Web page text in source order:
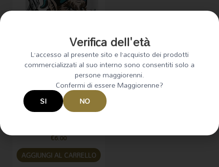
Birra Original IPA Hobgoblin
€6.00
AGGIUNGI AL CARRELLO
Verifica dell'età
L’accesso al presente sito e l’acquisto dei prodotti
commercializzati al suo interno sono consentiti solo a
persone maggiorenni.
Confermi di essere Maggiorenne?
SI NO